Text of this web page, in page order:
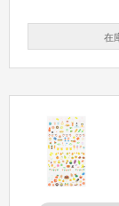
在